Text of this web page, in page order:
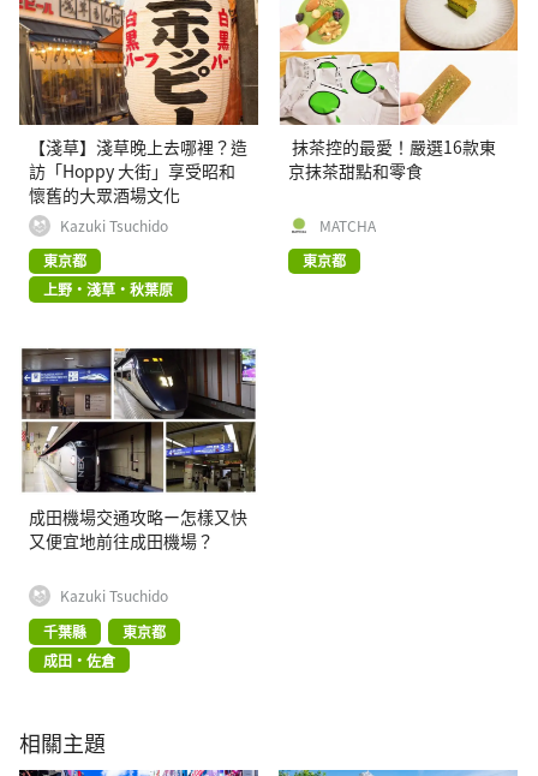
【淺草】淺草晚上去哪裡？造
訪「Hoppy 大街」享受昭和
懷舊的大眾酒場文化
Kazuki Tsuchido
東京都
上野・淺草・秋葉原
抹茶控的最愛！嚴選16款東
京抹茶甜點和零食
MATCHA
東京都
成田機場交通攻略ー怎樣又快
又便宜地前往成田機場？
Kazuki Tsuchido
千葉縣
東京都
成田・佐倉
相關主題